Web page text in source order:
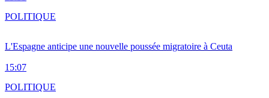
L'Espagne anticipe une nouvelle poussée migratoire à Ceuta
15:07
POLITIQUE
POLITIQUE